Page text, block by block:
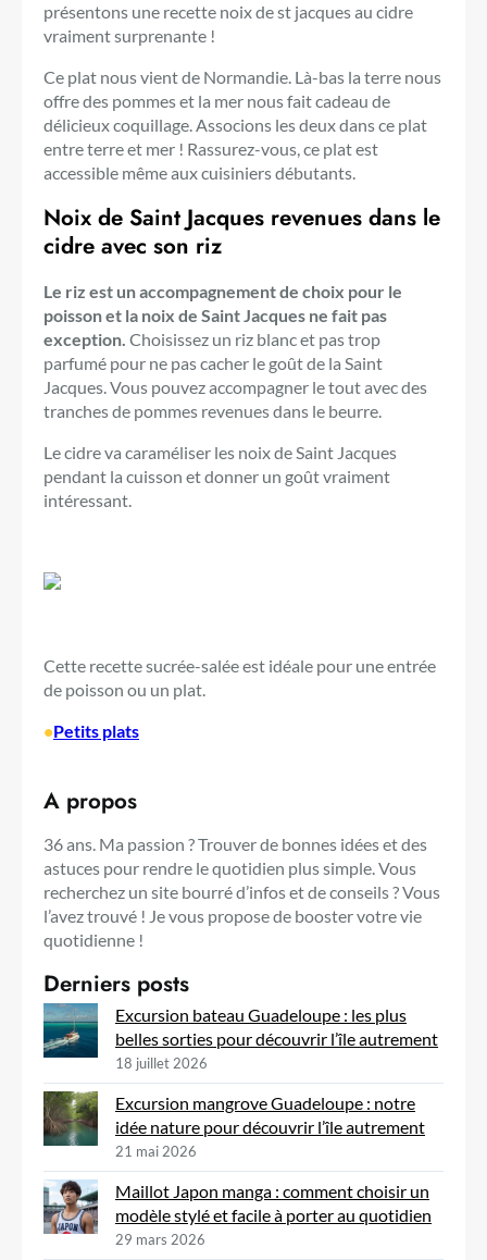
présentons une recette noix de st jacques au cidre
vraiment surprenante !
Ce plat nous vient de Normandie. Là-bas la terre nous
offre des pommes et la mer nous fait cadeau de
délicieux coquillage. Associons les deux dans ce plat
entre terre et mer ! Rassurez-vous, ce plat est
accessible même aux cuisiniers débutants.
Noix de Saint Jacques revenues dans le
cidre avec son riz
Le riz est un accompagnement de choix pour le
poisson et la noix de Saint Jacques ne fait pas
exception. Choisissez un riz blanc et pas trop
parfumé pour ne pas cacher le goût de la Saint
Jacques. Vous pouvez accompagner le tout avec des
tranches de pommes revenues dans le beurre.
Le cidre va caraméliser les noix de Saint Jacques
pendant la cuisson et donner un goût vraiment
intéressant.
Cette recette sucrée-salée est idéale pour une entrée
de poisson ou un plat.
•Petits plats
A propos
36 ans. Ma passion ? Trouver de bonnes idées et des
astuces pour rendre le quotidien plus simple. Vous
recherchez un site bourré d’infos et de conseils ? Vous
l’avez trouvé ! Je vous propose de booster votre vie
quotidienne !
Derniers posts
Excursion bateau Guadeloupe : les plus
belles sorties pour découvrir l’île autrement
18 juillet 2026
Excursion mangrove Guadeloupe : notre
idée nature pour découvrir l’île autrement
21 mai 2026
Maillot Japon manga : comment choisir un
modèle stylé et facile à porter au quotidien
29 mars 2026